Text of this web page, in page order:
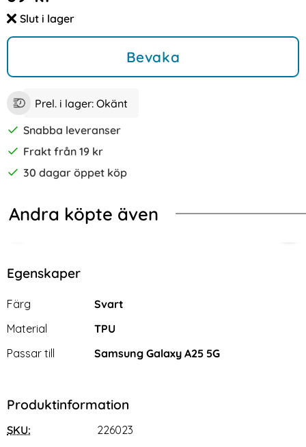
Tillgänglighet:
Slut i lager
Bevaka
Prel. i lager: Okänt
Snabba leveranser
Frakt från 19 kr
30 dagar öppet köp
Andra köpte även
TPU Svart
Galaxy A25 5G Linsskydd Härdat Glas Svart
2-Pack Samsung A25 5G -
Egenskaper
Egenskaper/attribut för denna produkt
Attribut
Färg
Svart
Material
TPU
Passar till
Samsung Galaxy A25 5G
Produktinformation
SKU: 226023